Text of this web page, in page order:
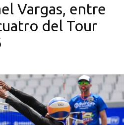
Vargas, entre
del Tour